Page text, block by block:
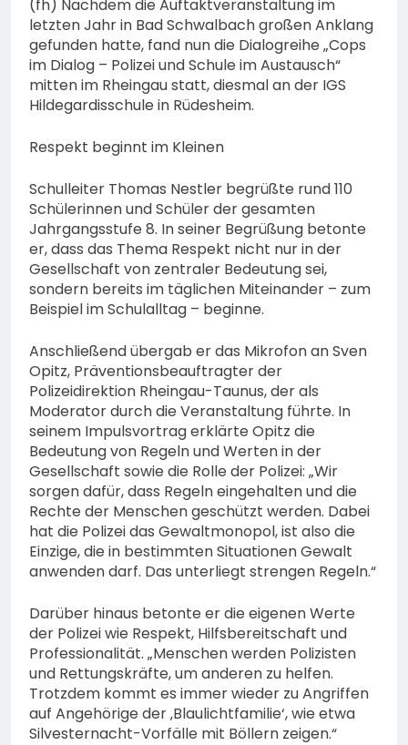
74-jähriger Claus-Peter
H. weiterhin vermisst –
Erneute Veröffentlichung
eines Fotos
6. August 2026
(fh) Nachdem die Auftaktveranstaltung im
letzten Jahr in Bad Schwalbach großen Anklang
gefunden hatte, fand nun die Dialogreihe „Cops
im Dialog – Polizei und Schule im Austausch“
mitten im Rheingau statt, diesmal an der IGS
Hildegardisschule in Rüdesheim.
Respekt beginnt im Kleinen
Schulleiter Thomas Nestler begrüßte rund 110
Schülerinnen und Schüler der gesamten
Jahrgangsstufe 8. In seiner Begrüßung betonte
er, dass das Thema Respekt nicht nur in der
Gesellschaft von zentraler Bedeutung sei,
sondern bereits im täglichen Miteinander – zum
Beispiel im Schulalltag – beginne.
Anschließend übergab er das Mikrofon an Sven
Opitz, Präventionsbeauftragter der
Polizeidirektion Rheingau-Taunus, der als
Moderator durch die Veranstaltung führte. In
seinem Impulsvortrag erklärte Opitz die
Bedeutung von Regeln und Werten in der
Gesellschaft sowie die Rolle der Polizei: „Wir
sorgen dafür, dass Regeln eingehalten und die
Rechte der Menschen geschützt werden. Dabei
hat die Polizei das Gewaltmonopol, ist also die
Einzige, die in bestimmten Situationen Gewalt
anwenden darf. Das unterliegt strengen Regeln.“
Darüber hinaus betonte er die eigenen Werte
der Polizei wie Respekt, Hilfsbereitschaft und
Professionalität. „Menschen werden Polizisten
und Rettungskräfte, um anderen zu helfen.
Trotzdem kommt es immer wieder zu Angriffen
auf Angehörige der ‚Blaulichtfamilie‘, wie etwa
Silvesternacht-Vorfälle mit Böllern zeigen.“